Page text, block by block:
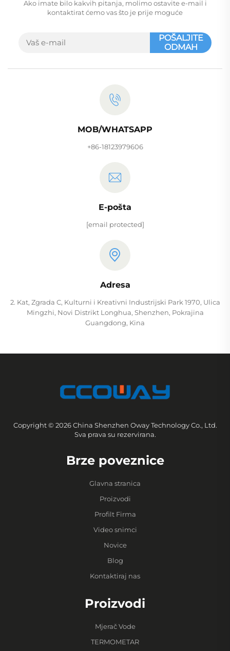
Ako imate bilo kakvih pitanja, molimo ostavite e-mail i
kontaktirat ćemo vas što je prije moguće
POŠALJITE
ODMAH
MOB/WHATSAPP
+86-18123979606
E-pošta
[email protected]
Adresa
2. Kat, Zgrada C, Kulturni i Kreativni Industrijski Park 1970, Ulica
Mingzhi, Novi Distrikt Longhua, Shenzhen, Pokrajina
Guangdong, Kina
Copyright © 2026 China Shenzhen Oway Technology Co., Ltd.
Sva prava su rezervirana.
Brze poveznice
Glavna stranica
Proizvodi
Profilt Firma
Video snimci
Novice
Blog
Kontaktiraj nas
Proizvodi
Mjerač Vode
TERMOMETAR